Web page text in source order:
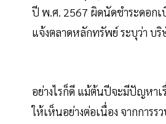
ปี พ.ศ. 2567 ผิดนัดชำระดอกเ
แจ้งตลาดหลักทรัพย์ ระบุว่า บ
อย่างไรก็ดี แม้ต้นปีจะมีปัญหาเ
ให้เห็นอย่างต่อเนื่อง จากการ